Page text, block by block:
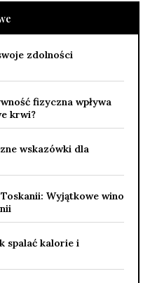
zdolności
fizyczna wpływa
krwi?
wskazówki dla
Wyjątkowe wino
spalać kalorie i